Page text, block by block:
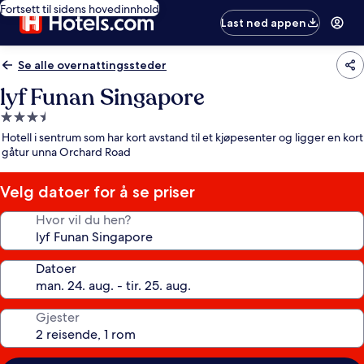
Fortsett til sidens hovedinnhold
Last ned appen
Se alle overnattingssteder
lyf Funan Singapore
Overnattingssted
med
3.5
stjerner
Hotell i sentrum som har kort avstand til et kjøpesenter og ligger en kort
gåtur unna Orchard Road
Velg datoer for å se priser
Hvor vil du hen?
Datoer
Gjester